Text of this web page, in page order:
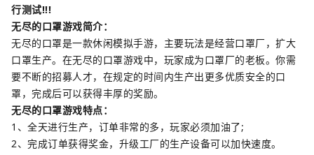
行测试!!!
无尽的口罩游戏简介：
无尽的口罩是一款休闲模拟手游，主要玩法是经营口罩厂，扩大
口罩生产。在无尽的口罩游戏中，玩家成为口罩厂的老板。你需
要不断的招募人才，在规定的时间内生产出更多优质安全的口
罩，完成后可以获得丰厚的奖励。
无尽的口罩游戏特点：
1、全天进行生产，订单非常的多，玩家必须加油了;
2、完成订单获得奖金，升级工厂的生产设备可以加快速度。